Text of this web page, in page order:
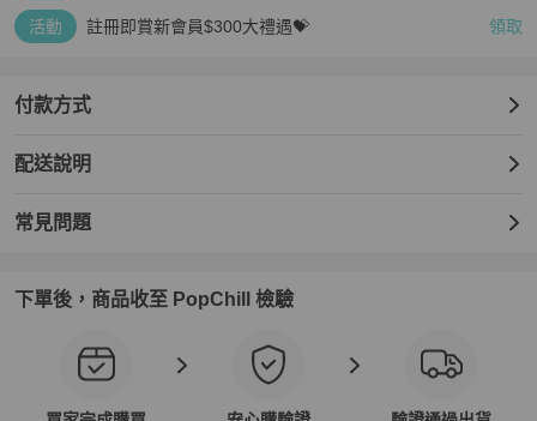
活動 註冊即賞新會員$300大禮遇💝 領取
付款方式
配送說明
常見問題
下單後，商品收至 PopChill 檢驗